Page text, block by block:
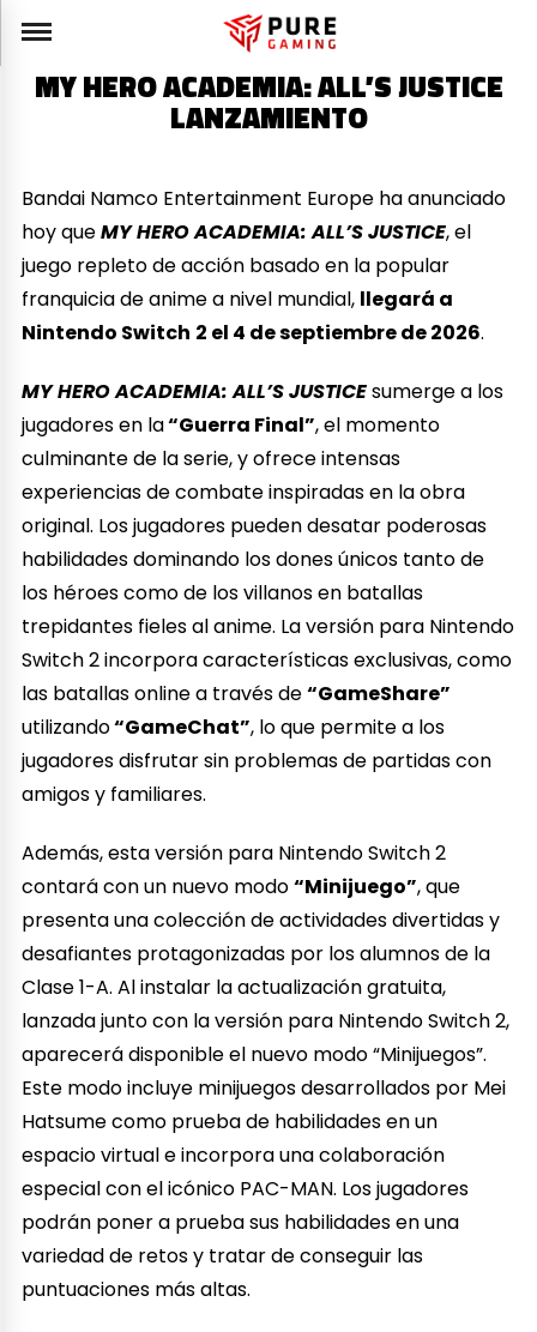
MY HERO ACADEMIA: ALL’S JUSTICE
LANZAMIENTO
Bandai Namco Entertainment Europe ha anunciado
hoy queMY HERO ACADEMIA: ALL’S JUSTICE, el
juego repleto de acción basado en la popular
franquicia de anime a nivel mundial, llegará a
Nintendo Switch 2 el 4 de septiembre de 2026.
MY HERO ACADEMIA: ALL’S JUSTICEsumerge a los
jugadores en la“Guerra Final”, el momento
culminante de la serie, y ofrece intensas
experiencias de combate inspiradas en la obra
original. Los jugadores pueden desatar poderosas
habilidades dominando los dones únicos tanto de
los héroes como de los villanos en batallas
trepidantes fieles al anime. La versión para Nintendo
Switch 2 incorpora características exclusivas, como
las batallas online a través de“GameShare”
utilizando“GameChat”, lo que permite a los
jugadores disfrutar sin problemas de partidas con
amigos y familiares.
Además, esta versión para Nintendo Switch 2
contará con un nuevo modo“Minijuego”, que
presenta una colección de actividades divertidas y
desafiantes protagonizadas por los alumnos de la
Clase 1-A. Al instalar la actualización gratuita,
lanzada junto con la versión para Nintendo Switch 2,
aparecerá disponible el nuevo modo “Minijuegos”.
Este modo incluye minijuegos desarrollados por Mei
Hatsume como prueba de habilidades en un
espacio virtual e incorpora una colaboración
especial con el icónico PAC-MAN. Los jugadores
podrán poner a prueba sus habilidades en una
variedad de retos y tratar de conseguir las
puntuaciones más altas.